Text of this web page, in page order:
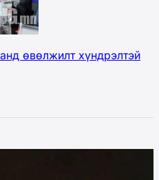
өвөлжилт хүндрэлтэй